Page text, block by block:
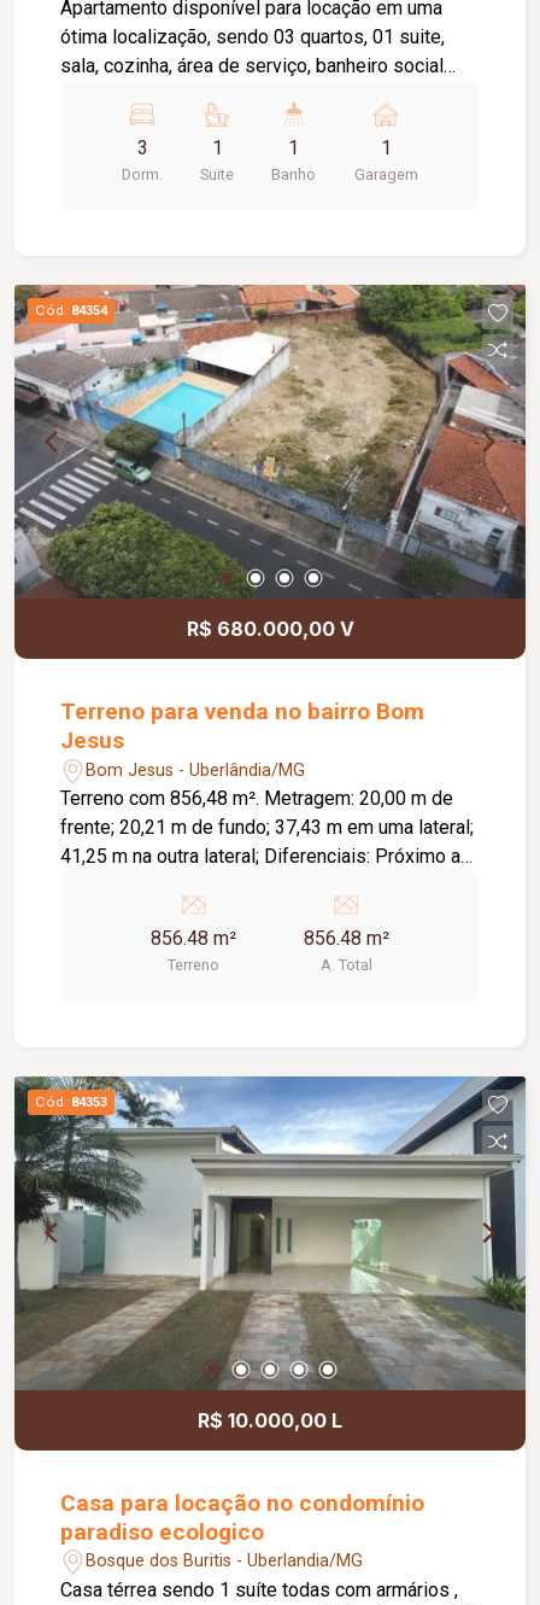
Apartamento disponível para locação em uma
ótima localização, sendo 03 quartos, 01 suite,
sala, cozinha, área de serviço, banheiro social
3
Dorm.
1
Suite
1
Banho
1
Garagem
Cód. 84354
R$ 680.000,00 V
Terreno para venda no bairro Bom
Jesus
Bom Jesus - Uberlândia/MG
Terreno com 856,48 m². Metragem: 20,00 m de
frente; 20,21 m de fundo; 37,43 m em uma lateral;
41,25 m na outra lateral; Diferenciais: Próximo a
ou investimento.
856.48 m²
Terreno
856.48 m²
A. Total
Cód. 84353
R$ 10.000,00 L
Casa para locação no condomínio
paradiso ecologico
Bosque dos Buritis - Uberlandia/MG
Casa térrea sendo 1 suíte todas com armários ,